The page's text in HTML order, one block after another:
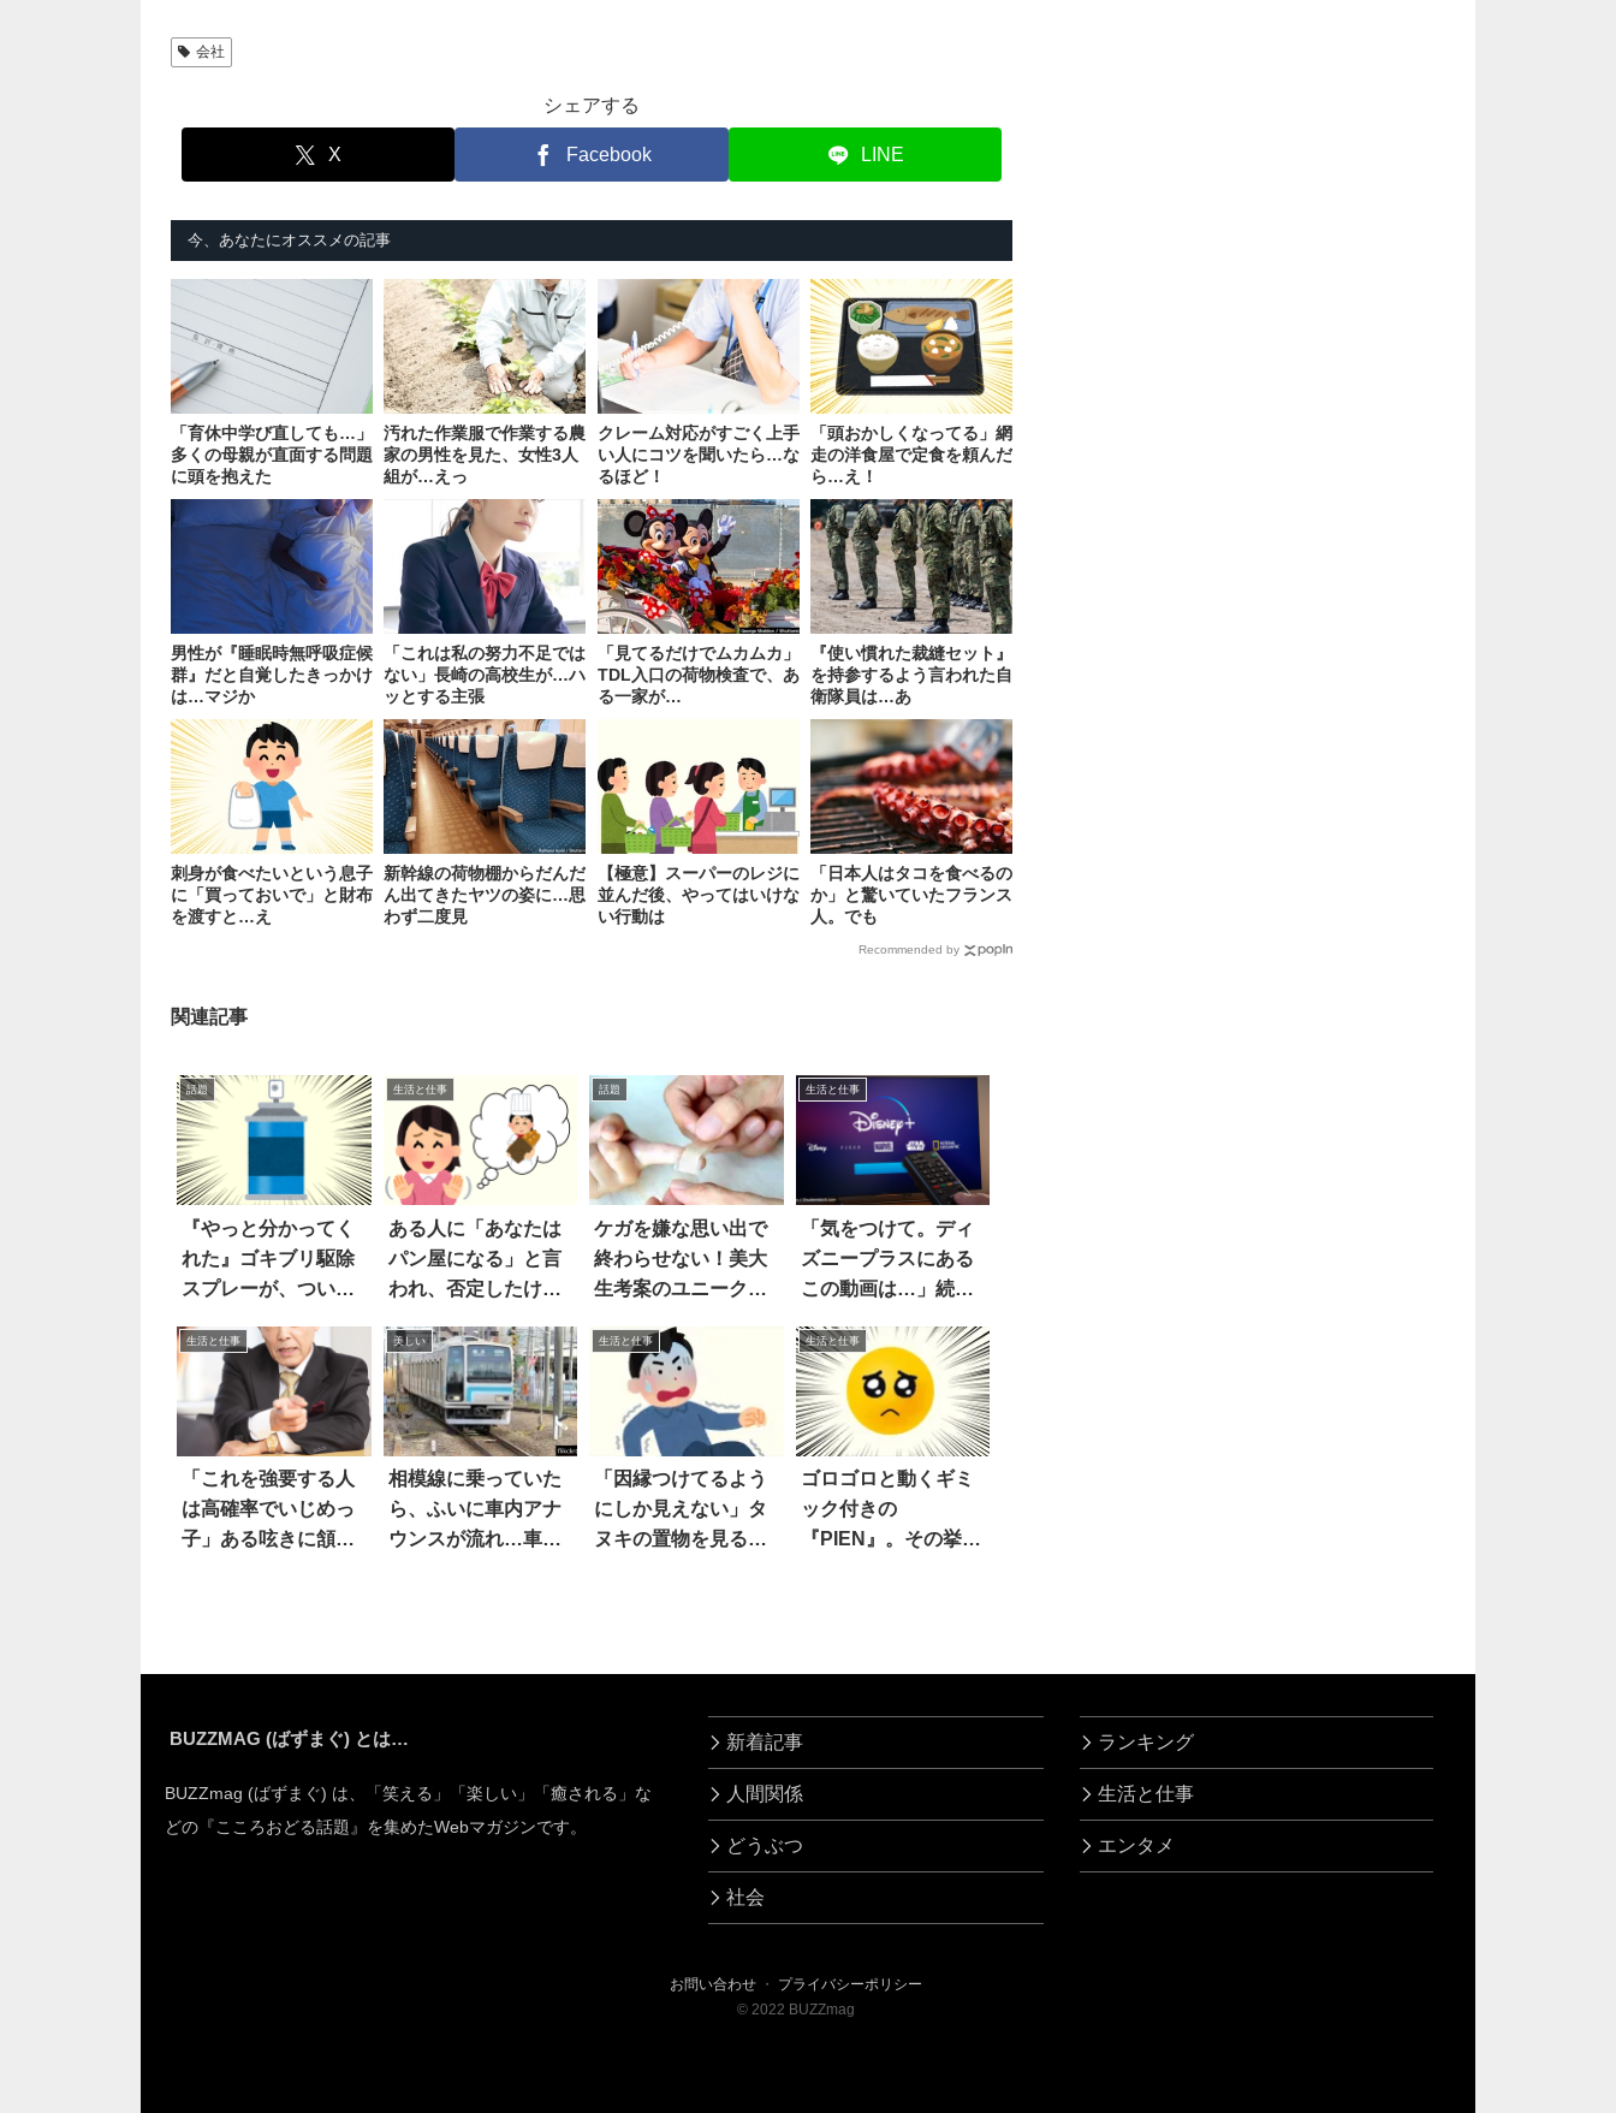
会社
シェアする
X Facebook LINE
今、あなたにオススメの記事
「育休中学び直しても…」
多くの母親が直面する問題
に頭を抱えた
汚れた作業服で作業する農
家の男性を見た、女性3人
組が…えっ
クレーム対応がすごく上手
い人にコツを聞いたら…な
るほど！
「頭おかしくなってる」網
走の洋食屋で定食を頼んだ
ら…え！
男性が『睡眠時無呼吸症候
群』だと自覚したきっかけ
は…マジか
「これは私の努力不足では
ない」長崎の高校生が…ハ
ッとする主張
「見てるだけでムカムカ」
TDL入口の荷物検査で、あ
る一家が…
『使い慣れた裁縫セット』
を持参するよう言われた自
衛隊員は…あ
刺身が食べたいという息子
に「買っておいで」と財布
を渡すと…え
新幹線の荷物棚からだんだ
ん出てきたヤツの姿に…思
わず二度見
【極意】スーパーのレジに
並んだ後、やってはいけな
い行動は
「日本人はタコを食べるの
か」と驚いていたフランス
人。でも
Recommended by
関連記事
話題
『やっと分かってく
れた』ゴキブリ駆除
スプレーが、ついに
決した！
生活と仕事
ある人に「あなたは
パン屋になる」と言
われ、否定したけ
話題
ケガを嫌な思い出で
終わらせない！美大
生考案のユニークな
生活と仕事
「気をつけて。ディ
ズニープラスにある
この動画は…」続き
生活と仕事
「これを強要する人
は高確率でいじめっ
子」ある呟きに頷い
美しい
相模線に乗っていた
ら、ふいに車内アナ
ウンスが流れ…車掌
生活と仕事
「因縁つけてるよう
にしか見えない」タ
ヌキの置物を見る
生活と仕事
ゴロゴロと動くギミ
ック付きの
『PIEN』。その挙動
BUZZMAG (ばずまぐ) とは…
BUZZmag (ばずまぐ) は、「笑える」「楽しい」「癒される」な
どの『こころおどる話題』を集めたWebマガジンです。
新着記事
人間関係
どうぶつ
社会
ランキング
生活と仕事
エンタメ
お問い合わせ ・ プライバシーポリシー
© 2022 BUZZmag